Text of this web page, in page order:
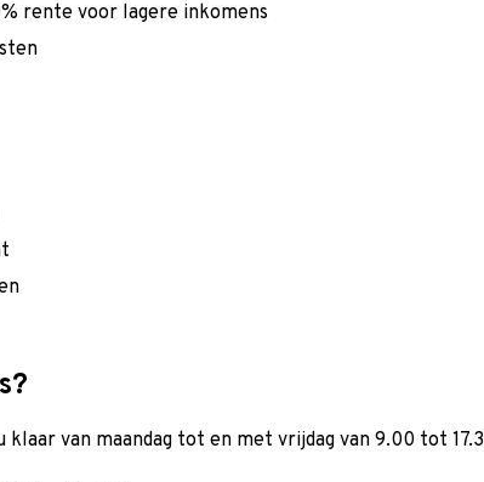
rente voor lagere inkomens
klaar van maandag tot en met vrijdag van 9.00 tot